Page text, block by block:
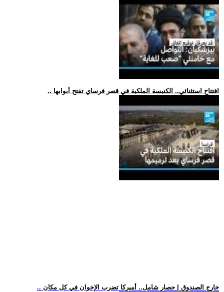
.. افتتاح استثنائي.. الكنيسة الملكية في قصر فرساي تفتح أبوابها
.. خارج الصندوق | حصار شامل.. أميركا تضرب الإخوان في كل مكان